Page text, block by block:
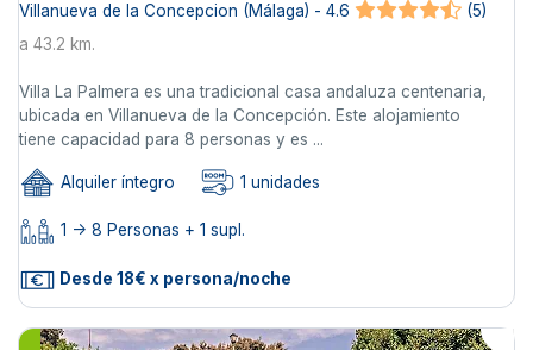
Villanueva de la Concepcion (Málaga) - 4.6
(5)
a 43.2 km.
Villa La Palmera es una tradicional casa andaluza centenaria,
ubicada en Villanueva de la Concepción. Este alojamiento
tiene capacidad para 8 personas y es ...
Alquiler íntegro 1 unidades
1 -> 8 Personas + 1 supl.
Desde 18€ x persona/noche